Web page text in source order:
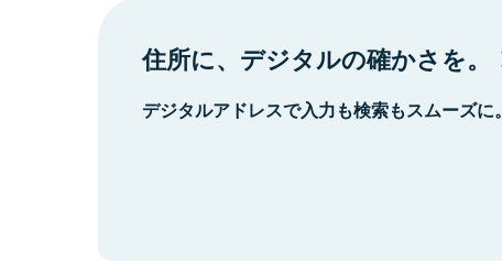
住所に、デジタルの確かさを。
デジタルアドレスで入力も検索もスムーズに。